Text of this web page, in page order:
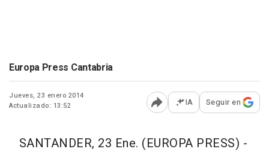
Europa Press Cantabria
Jueves, 23 enero 2014
Actualizado: 13:52
Abrir opciones para
IA Seguir en
SANTANDER, 23 Ene. (EUROPA PRESS) -